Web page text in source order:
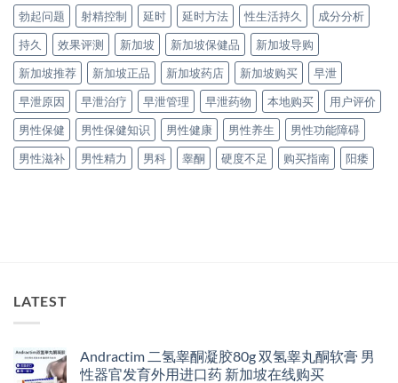
勃起问题
射精控制 延时 延时方法 性生活持久
成分分析
持久
效果评测 新加坡 新加坡保健品
新加坡导购
新加坡推荐
新加坡正品 新加坡药店 新加坡购买
早泄
早泄原因
早泄治疗 早泄管理 早泄药物 本地购买
用户评价
男性保健
男性保健知识 男性健康 男性养生
男性功能障碍
男性滋补
男性精力 男科 睾酮 硬度不足 购买指南 阳痿
LATEST
Andractim 二氢睾酮凝胶80g 双氢睾丸酮软膏 男
性器官发育外用进口药 新加坡在线购买